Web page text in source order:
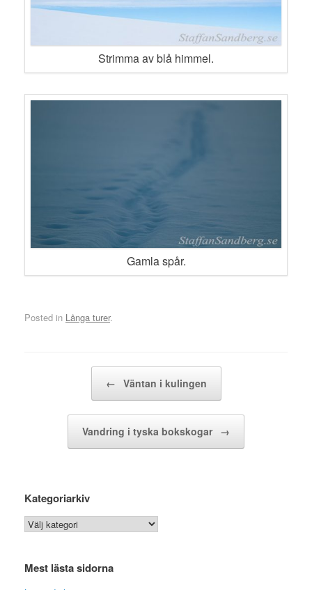
Strimma av blå himmel.
Gamla spår.
Posted in Långa turer.
← Väntan i kulingen
Vandring i tyska bokskogar →
Kategoriarkiv
Kategoriarkiv
Mest lästa sidorna